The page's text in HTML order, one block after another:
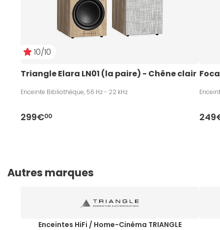
10/10
Triangle Elara LN01 (la paire) - Chêne clair
Enceinte Bibliothèque, 56 Hz - 22 kHz
299€00
Autres marques
Enceintes HiFi / Home-Cinéma TRIANGLE